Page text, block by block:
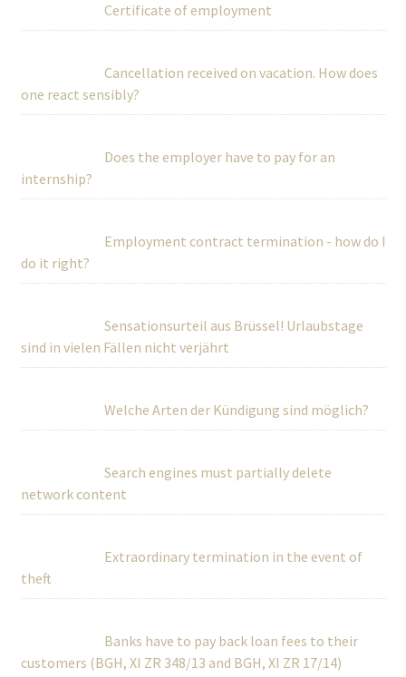
Certificate of employment
Cancellation received on vacation. How does
one react sensibly?
Does the employer have to pay for an
internship?
Employment contract termination - how do I
do it right?
Sensationsurteil aus Brüssel! Urlaubstage
sind in vielen Fällen nicht verjährt
Welche Arten der Kündigung sind möglich?
Search engines must partially delete
network content
Extraordinary termination in the event of
theft
Banks have to pay back loan fees to their
customers (BGH, XI ZR 348/13 and BGH, XI ZR 17/14)